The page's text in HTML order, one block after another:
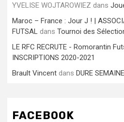
YVELISE WOJTAROWIEZ dans
Maroc – France : Jour J ! |
FUTSAL dans Tournoi des
LE RFC RECRUTE - Romorantin
INSCRIPTIONS 2020-2021
Brault Vincent dans DURE
FACEBOOK